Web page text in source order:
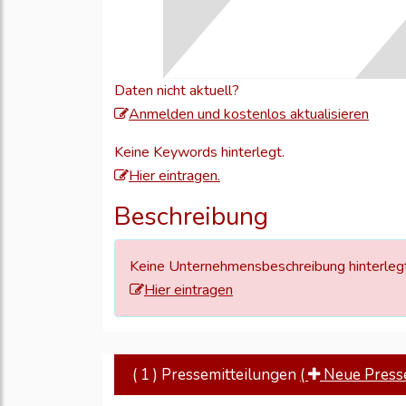
Daten nicht aktuell?
Anmelden und kostenlos aktualisieren
Keine Keywords hinterlegt.
Hier eintragen.
Beschreibung
Keine Unternehmensbeschreibung
Hier eintragen
( 1 ) Pressemitteilungen ( Neue